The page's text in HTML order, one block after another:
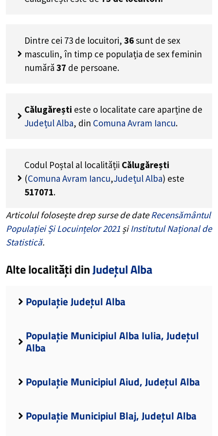
Dintre cei 73 de locuitori, 36sunt de sex
masculin, în timp ce populația de sex feminin
numără 37 de persoane.
Călugărești este o localitate care aparține de
Județul Alba, din Comuna Avram Iancu.
Codul Poștal al localității Călugărești
(Comuna Avram Iancu,Județul Alba) este
517071.
Articolul folosește drep surse de dateRecensământul
Populației Și Locuințelor 2021 șiInstitutul Național de
Statistică.
Alte localități dinJudețul Alba
Populație Județul Alba
Populație Municipiul Alba Iulia, Județul
Alba
Populație Municipiul Aiud, Județul Alba
Populație Municipiul Blaj, Județul Alba